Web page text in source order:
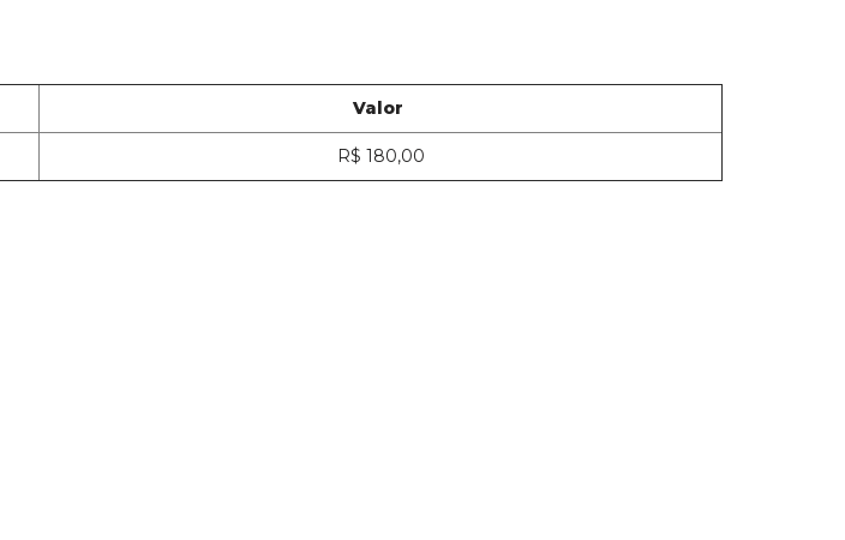
Valor
R$ 180,00